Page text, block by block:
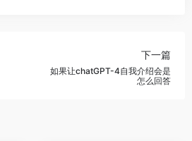
下一篇
如果让chatGPT-4自我介绍会是
怎么回答